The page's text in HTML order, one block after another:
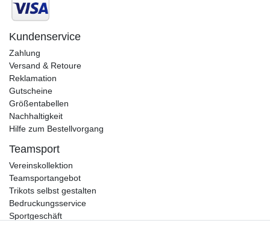
Kundenservice
Zahlung
Versand & Retoure
Reklamation
Gutscheine
Größentabellen
Nachhaltigkeit
Hilfe zum Bestellvorgang
Teamsport
Vereinskollektion
Teamsportangebot
Trikots selbst gestalten
Bedruckungsservice
Sportgeschäft